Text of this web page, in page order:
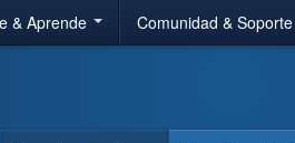
& Aprende Comunidad & Soporte